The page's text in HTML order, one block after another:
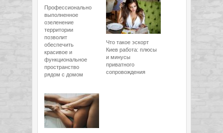
Профессионально
выполненное
озеленение
территории
позволит
обеспечить
красивое и
функциональное
пространство
рядом с домом
Что такое эскорт
Киев работа: плюсы
и минусы
приватного
сопровождения